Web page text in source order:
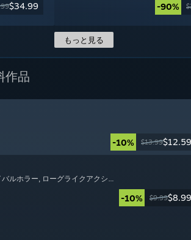
$34.99 -90%
もっと見る
作品
-10% $13.99$12.59
バルホラー, ローグライクアクション
-10% $9.99$8.99